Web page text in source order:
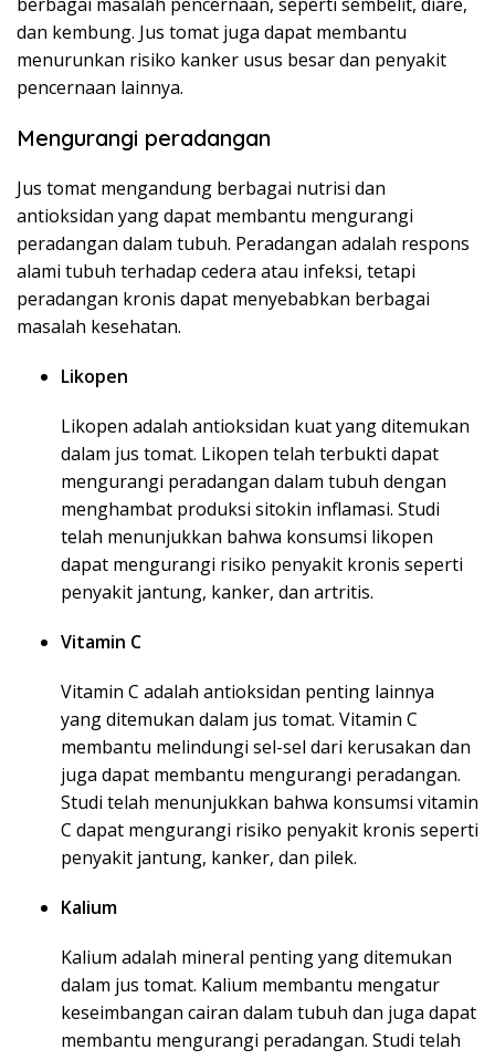
dan kembung. Jus tomat juga dapat membantu
menurunkan risiko kanker usus besar dan penyakit
pencernaan lainnya.
Mengurangi peradangan
Jus tomat mengandung berbagai nutrisi dan
antioksidan yang dapat membantu mengurangi
peradangan dalam tubuh. Peradangan adalah respons
alami tubuh terhadap cedera atau infeksi, tetapi
peradangan kronis dapat menyebabkan berbagai
masalah kesehatan.
Likopen
Likopen adalah antioksidan kuat yang ditemukan
dalam jus tomat. Likopen telah terbukti dapat
mengurangi peradangan dalam tubuh dengan
menghambat produksi sitokin inflamasi. Studi
telah menunjukkan bahwa konsumsi likopen
dapat mengurangi risiko penyakit kronis seperti
penyakit jantung, kanker, dan artritis.
Vitamin C
Vitamin C adalah antioksidan penting lainnya
yang ditemukan dalam jus tomat. Vitamin C
membantu melindungi sel-sel dari kerusakan dan
juga dapat membantu mengurangi peradangan.
Studi telah menunjukkan bahwa konsumsi vitamin
C dapat mengurangi risiko penyakit kronis seperti
penyakit jantung, kanker, dan pilek.
Kalium
Kalium adalah mineral penting yang ditemukan
dalam jus tomat. Kalium membantu mengatur
keseimbangan cairan dalam tubuh dan juga dapat
membantu mengurangi peradangan. Studi telah